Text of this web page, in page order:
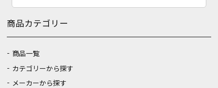
商品カテゴリー
商品一覧
カテゴリーから探す
メーカーから探す